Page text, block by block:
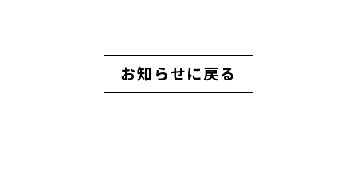
お知らせに戻る